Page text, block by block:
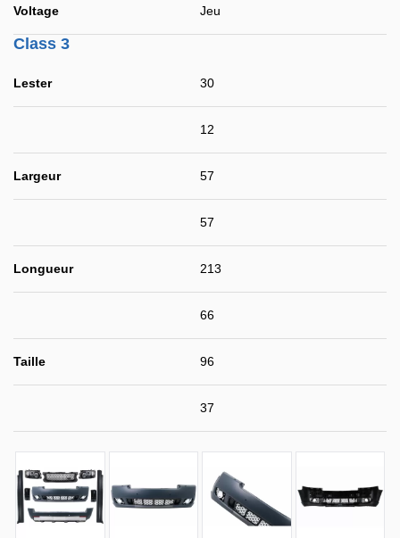
Voltage Jeu
Class 3
Lester 30
12
Largeur 57
57
Longueur 213
66
Taille 96
37